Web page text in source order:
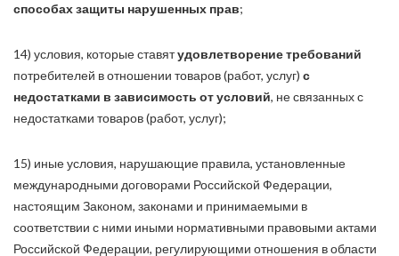
способах защиты нарушенных прав;
14) условия, которые ставятудовлетворение требований
потребителей в отношении товаров (работ, услуг) с
недостатками в зависимость от условий, не связанных с
недостатками товаров (работ, услуг);
15) иные условия, нарушающие правила, установленные
международными договорами Российской Федерации,
настоящим Законом, законами и принимаемыми в
соответствии с ними иными нормативными правовыми актами
Российской Федерации, регулирующими отношения в области